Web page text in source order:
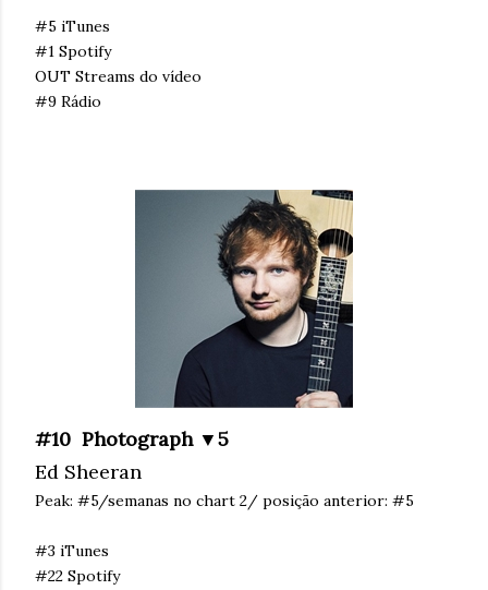
#5 iTunes
#1 Spotify
OUT Streams do vídeo
#9 Rádio
#10 Photograph ▼5
Ed Sheeran
Peak: #5/semanas no chart 2/ posição anterior: #5
#3 iTunes
#22 Spotify